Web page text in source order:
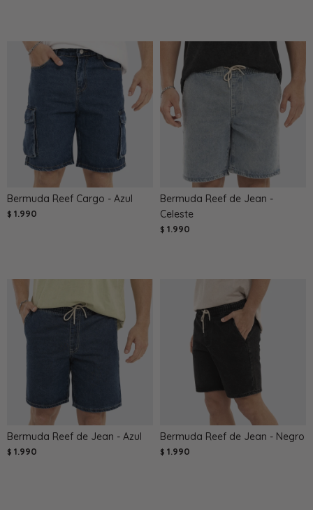
Bermuda Reef Cargo - Azul
$ 1.990
Bermuda Reef de Jean -
Celeste
$ 1.990
Bermuda Reef de Jean - Azul
$ 1.990
Bermuda Reef de Jean - Negro
$ 1.990